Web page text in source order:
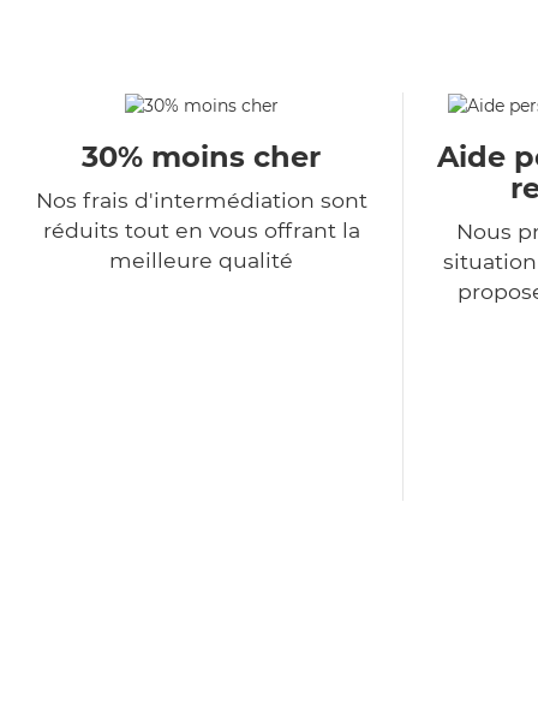
30% moins cher
Nos frais d'intermédiation sont
réduits tout en vous offrant la
meilleure qualité
Aide
Nous